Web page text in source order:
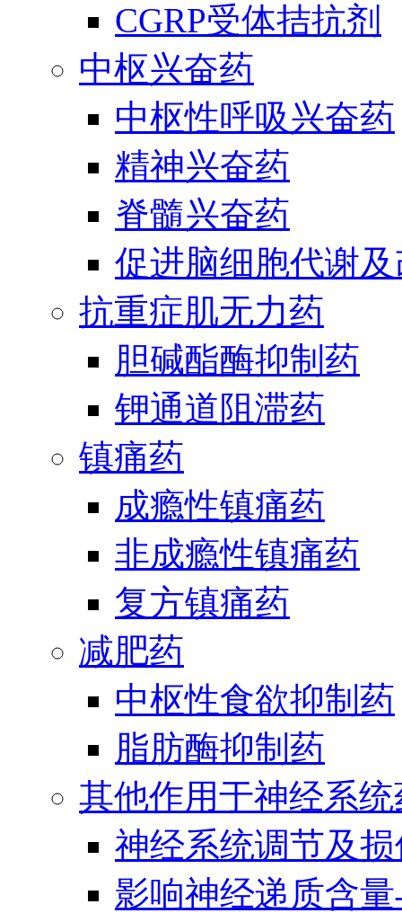
CGRP受体拮抗剂
中枢兴奋药
中枢性呼吸兴奋药
精神兴奋药
脊髓兴奋药
促进脑细胞代谢
抗重症肌无力药
胆碱酯酶抑制药
钾通道阻滞药
镇痛药
成瘾性镇痛药
非成瘾性镇痛药
复方镇痛药
减肥药
中枢性食欲抑制药
脂肪酶抑制药
其他作用于神经系统
神经系统调节及
影响神经递质含